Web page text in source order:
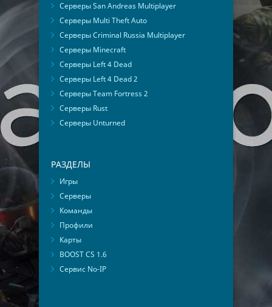
Серверы San Andreas Multiplayer
Серверы Multi Theft Auto
Серверы Criminal Russia Multiplayer
Серверы Minecraft
Серверы Left 4 Dead
Серверы Left 4 Dead 2
Серверы Team Fortress 2
Серверы Rust
Серверы Unturned
РАЗДЕЛЫ
Игры
Серверы
Команды
Профили
Карты
BOOST CS 1.6
Сервис No-IP